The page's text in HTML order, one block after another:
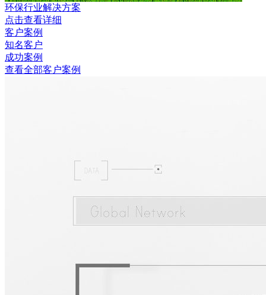
环保行业解决方案
点击查看详细
客户案例
知名客户
成功案例
查看全部客户案例